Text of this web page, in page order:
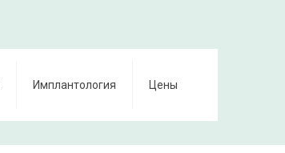
Имплантология Цены